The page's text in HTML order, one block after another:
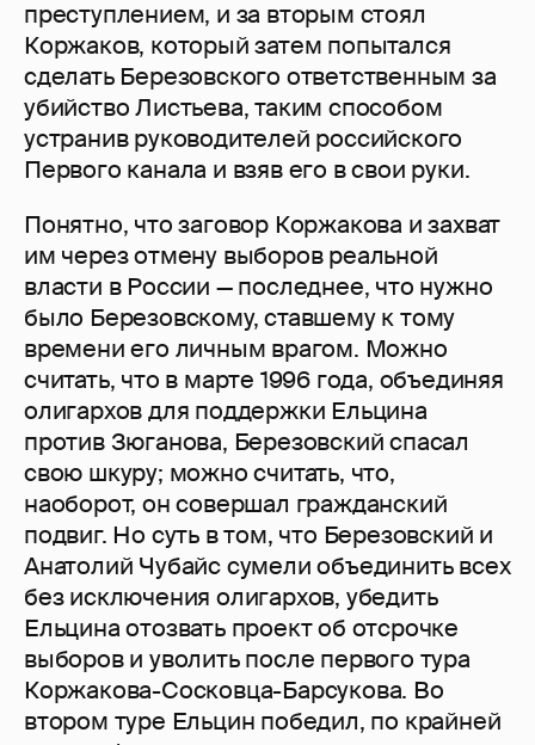
преступлением, и за вторым стоял
Коржаков, который затем попытался
сделать Березовского ответственным за
убийство Листьева, таким способом
устранив руководителей российского
Первого канала и взяв его в свои руки.
Понятно, что заговор Коржакова и захват
им через отмену выборов реальной
власти в России — последнее, что нужно
было Березовскому, ставшему к тому
времени его личным врагом. Можно
считать, что в марте 1996 года, объединяя
олигархов для поддержки Ельцина
против Зюганова, Березовский спасал
свою шкуру; можно считать, что,
наоборот, он совершал гражданский
подвиг. Но суть в том, что Березовский и
Анатолий Чубайс сумели объединить всех
без исключения олигархов, убедить
Ельцина отозвать проект об отсрочке
выборов и уволить после первого тура
Коржакова-Сосковца-Барсукова. Во
втором туре Ельцин победил, по крайней